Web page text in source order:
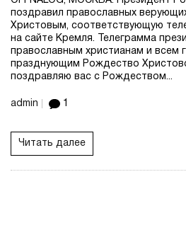
поздравил православных
Христовым, соответствующую
на сайте Кремля. Телеграмма
православным христианам и всем
празднующим Рождество
поздравляю вас с Рождеством...
admin 1
Читать далее